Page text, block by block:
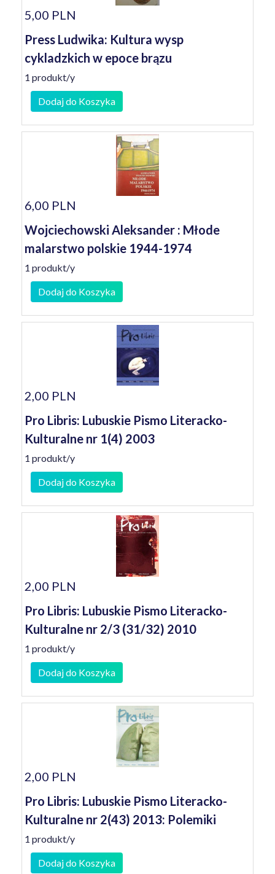
5,00 PLN
Press Ludwika: Kultura wysp
cykladzkich w epoce brązu
1 produkt/y
Dodaj do Koszyka
6,00 PLN
Wojciechowski Aleksander : Młode
malarstwo polskie 1944-1974
1 produkt/y
Dodaj do Koszyka
2,00 PLN
Pro Libris: Lubuskie Pismo Literacko-
Kulturalne nr 1(4) 2003
1 produkt/y
Dodaj do Koszyka
2,00 PLN
Pro Libris: Lubuskie Pismo Literacko-
Kulturalne nr 2/3 (31/32) 2010
1 produkt/y
Dodaj do Koszyka
2,00 PLN
Pro Libris: Lubuskie Pismo Literacko-
Kulturalne nr 2(43) 2013: Polemiki
1 produkt/y
Dodaj do Koszyka